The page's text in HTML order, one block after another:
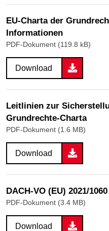
EU-Charta der
Informationen
PDF-Dokument (119.8 kB)
Download
Leitlinien zur
Grundrechte-Charta
PDF-Dokument (1.6 MB)
Download
DACH-VO (EU) 2021/
PDF-Dokument (3.4 MB)
Download